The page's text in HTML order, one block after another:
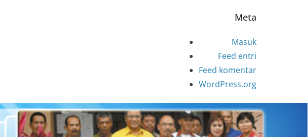
Meta
Masuk
Feed entri
Feed komentar
WordPress.org